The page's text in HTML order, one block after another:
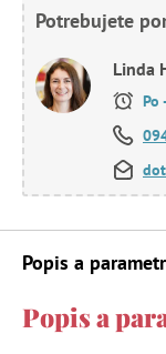
Potrebujete
Linda
Po
Popis a
Popis a